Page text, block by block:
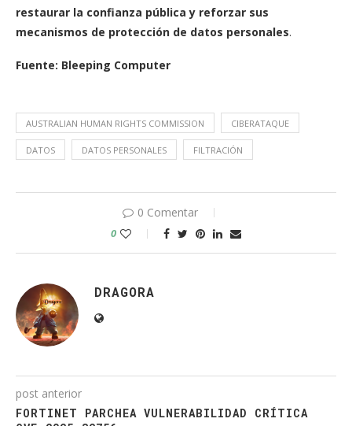
restaurar la confianza pública y reforzar sus
mecanismos de protección de datos personales.
Fuente: Bleeping Computer
AUSTRALIAN HUMAN RIGHTS COMMISSION CIBERATAQUE
DATOS DATOS PERSONALES FILTRACIÓN
0 Comentar
0
DRAGORA
post anterior
FORTINET PARCHEA VULNERABILIDAD CRÍTICA